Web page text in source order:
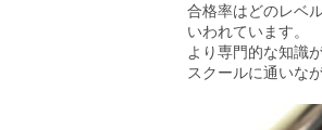
合格率はどのレベ
いわれています。
より専門的な知識
スクールに通いな